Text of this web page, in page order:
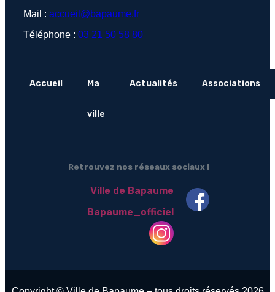
Mail : accueil@bapaume.fr
Téléphone : 03 21 50 58 80
Accueil Ma
ville
Actualités Associations
Retrouvez nos réseaux sociaux !
Ville de Bapaume
Bapaume_officiel